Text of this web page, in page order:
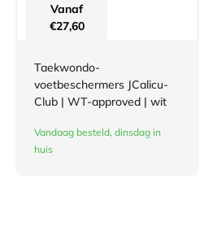
Vanaf
€27,60
Taekwondo-
voetbeschermers JCalicu-
Club | WT-approved | wit
Vandaag besteld, dinsdag in
huis